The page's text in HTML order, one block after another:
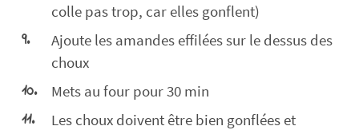
colle pas trop, car elles gonflent)
Ajoute les amandes effilées sur le dessus des
choux
Mets au four pour 30 min
Les choux doivent être bien gonflées et